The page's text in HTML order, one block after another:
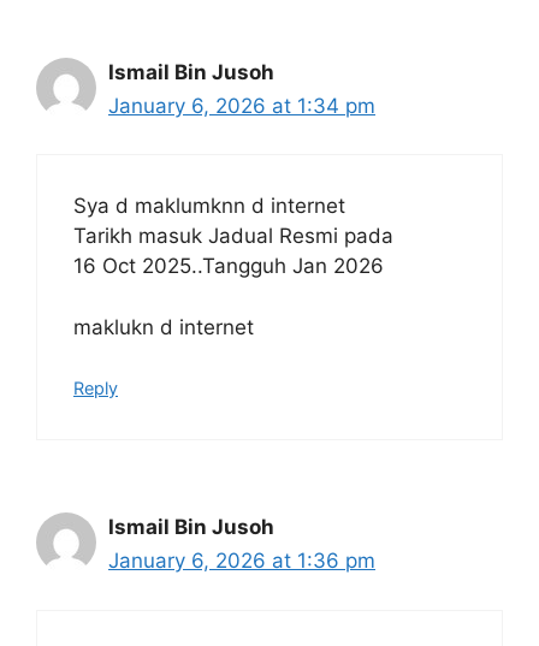
Ismail Bin Jusoh
January 6, 2026 at 1:34 pm
Sya d maklumknn d internet
Tarikh masuk Jadual Resmi pada
16 Oct 2025..Tangguh Jan 2026
maklukn d internet
Reply
Ismail Bin Jusoh
January 6, 2026 at 1:36 pm